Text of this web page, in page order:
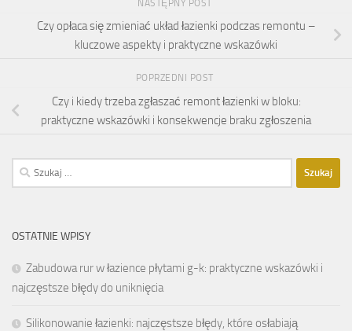
NASTĘPNY POST
Czy opłaca się zmieniać układ łazienki podczas remontu –
kluczowe aspekty i praktyczne wskazówki
POPRZEDNI POST
Czy i kiedy trzeba zgłaszać remont łazienki w bloku:
praktyczne wskazówki i konsekwencje braku zgłoszenia
Szukaj:
OSTATNIE WPISY
Zabudowa rur w łazience płytami g-k: praktyczne wskazówki i
najczęstsze błędy do uniknięcia
Silikonowanie łazienki: najczęstsze błędy, które osłabiają